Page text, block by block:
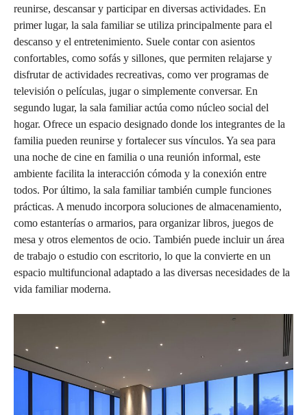
reunirse, descansar y participar en diversas actividades. En
primer lugar, la sala familiar se utiliza principalmente para el
descanso y el entretenimiento. Suele contar con asientos
confortables, como sofás y sillones, que permiten relajarse y
disfrutar de actividades recreativas, como ver programas de
televisión o películas, jugar o simplemente conversar. En
segundo lugar, la sala familiar actúa como núcleo social del
hogar. Ofrece un espacio designado donde los integrantes de la
familia pueden reunirse y fortalecer sus vínculos. Ya sea para
una noche de cine en familia o una reunión informal, este
ambiente facilita la interacción cómoda y la conexión entre
todos. Por último, la sala familiar también cumple funciones
prácticas. A menudo incorpora soluciones de almacenamiento,
como estanterías o armarios, para organizar libros, juegos de
mesa y otros elementos de ocio. También puede incluir un área
de trabajo o estudio con escritorio, lo que la convierte en un
espacio multifuncional adaptado a las diversas necesidades de la
vida familiar moderna.